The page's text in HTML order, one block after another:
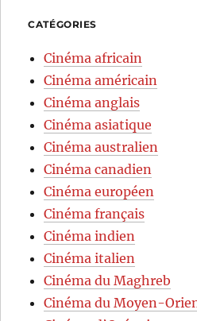
CATÉGORIES
Cinéma africain
Cinéma américain
Cinéma anglais
Cinéma asiatique
Cinéma australien
Cinéma canadien
Cinéma européen
Cinéma français
Cinéma indien
Cinéma italien
Cinéma du Maghreb
Cinéma du Moyen-